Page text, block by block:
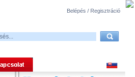
Belépés / Regisztráció